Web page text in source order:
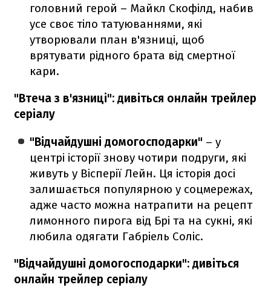
головний герой – Майкл Скофілд, набив
усе своє тіло татуюваннями, які
утворювали план в'язниці, щоб
врятувати рідного брата від смертної
кари.
"Втеча з в'язниці": дивіться онлайн трейлер
серіалу
"Відчайдушні домогосподарки" – у
центрі історії знову чотири подруги, які
живуть у Вісперії Лейн. Ця історія досі
залишається популярною у соцмережах,
адже часто можна натрапити на рецепт
лимонного пирога від Брі та на сукні, які
любила одягати Габріель Соліс.
"Відчайдушні домогосподарки": дивіться
онлайн трейлер серіалу